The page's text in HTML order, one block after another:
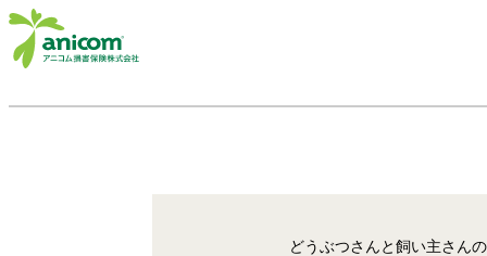
どうぶつさんと飼い主さん